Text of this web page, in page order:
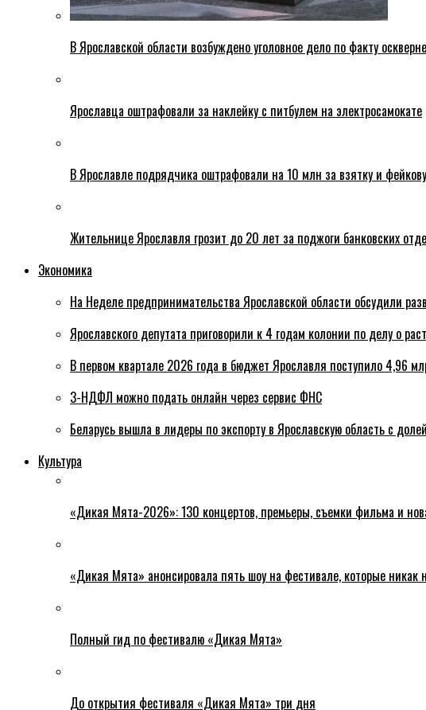
В Ярославской области возбуждено уголовное дело по факту
Ярославца оштрафовали за наклейку с питбулем на электросамокате
В Ярославле подрядчика оштрафовали на 10 млн за взятку и
Жительнице Ярославля грозит до 20 лет за поджоги банковских
Экономика
На Неделе предпринимательства Ярославской области обсудили
Ярославского депутата приговорили к 4 годам колонии по делу о
В первом квартале 2026 года в бюджет Ярославля поступило 4,96
3-НДФЛ можно подать онлайн через сервис ФНС
Беларусь вышла в лидеры по экспорту в Ярославскую область с
Культура
«Дикая Мята-2026»: 130 концертов, премьеры, съемки фильма и
«Дикая Мята» анонсировала пять шоу на фестивале, которые никак
Полный гид по фестивалю «Дикая Мята»
До открытия фестиваля «Дикая Мята» три дня